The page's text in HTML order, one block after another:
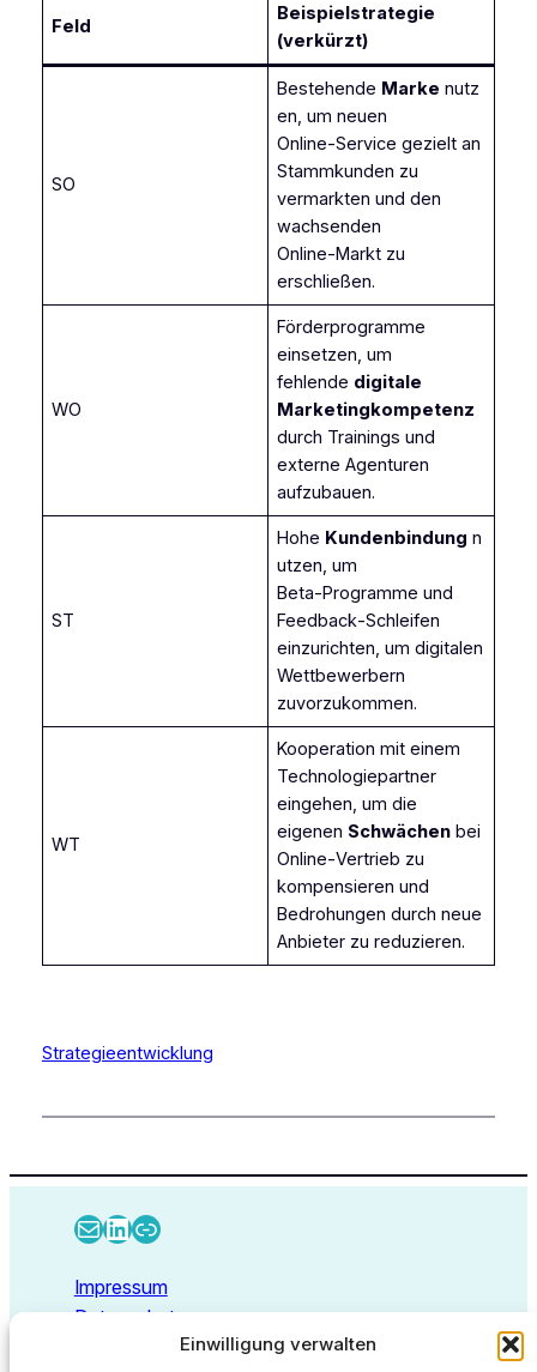
Einwilligung verwalten
Feld
Beispielstrategie
(verkürzt)
SO
Bestehende Marke nutz
en, um neuen
Online‑Service gezielt an
Stammkunden zu
vermarkten und den
wachsenden
Online‑Markt zu
erschließen.
WO
Förderprogramme
einsetzen, um
fehlende digitale
Marketingkompetenz
durch Trainings und
externe Agenturen
aufzubauen.
ST
Hohe Kundenbindung n
utzen, um
Beta‑Programme und
Feedback‑Schleifen
einzurichten, um digitalen
Wettbewerbern
zuvorzukommen.
WT
Kooperation mit einem
Technologiepartner
eingehen, um die
eigenen Schwächen bei
Online‑Vertrieb zu
kompensieren und
Bedrohungen durch neue
Anbieter zu reduzieren.
Strategieentwicklung
E-Mail LinkedIn Link
Impressum
Datenschutz